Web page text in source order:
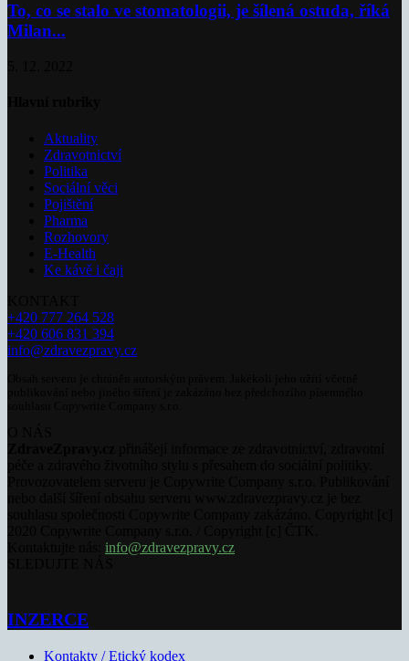
To, co se stalo ve stomatologii, je šílená ostuda, říká
Milan...
Aktuality
Zdravotnictví
Politika
Sociální věci
Pojištění
Pharma
Rozhovory
E-Health
Ke kávě i čaji
+420 777 264 528
+420 606 831 394
info@zdravezpravy.cz
info@zdravezpravy.cz
INZERCE
Kontakty / Etický kodex